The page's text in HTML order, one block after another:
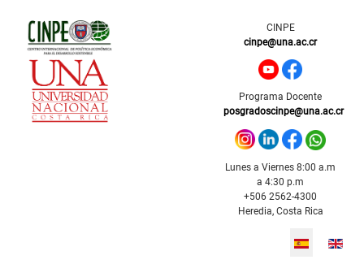
CINPE
cinpe@una.ac.cr
Programa Docente
posgradoscinpe@una.ac.cr
Lunes a Viernes 8:00 a.m
a 4:30 p.m
+506 2562-4300
Heredia, Costa Rica
Seleccione